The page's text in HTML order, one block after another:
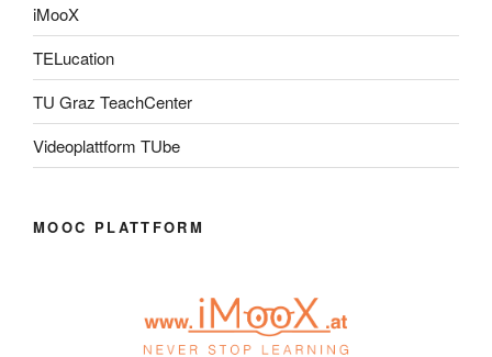
iMooX
TELucation
TU Graz TeachCenter
Videoplattform TUbe
MOOC PLATTFORM